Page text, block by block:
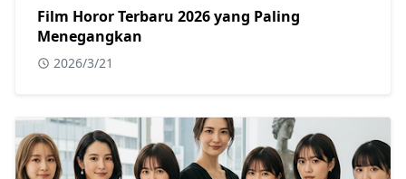
Film Horor Terbaru 2026 yang Paling
Menegangkan
2026/3/21